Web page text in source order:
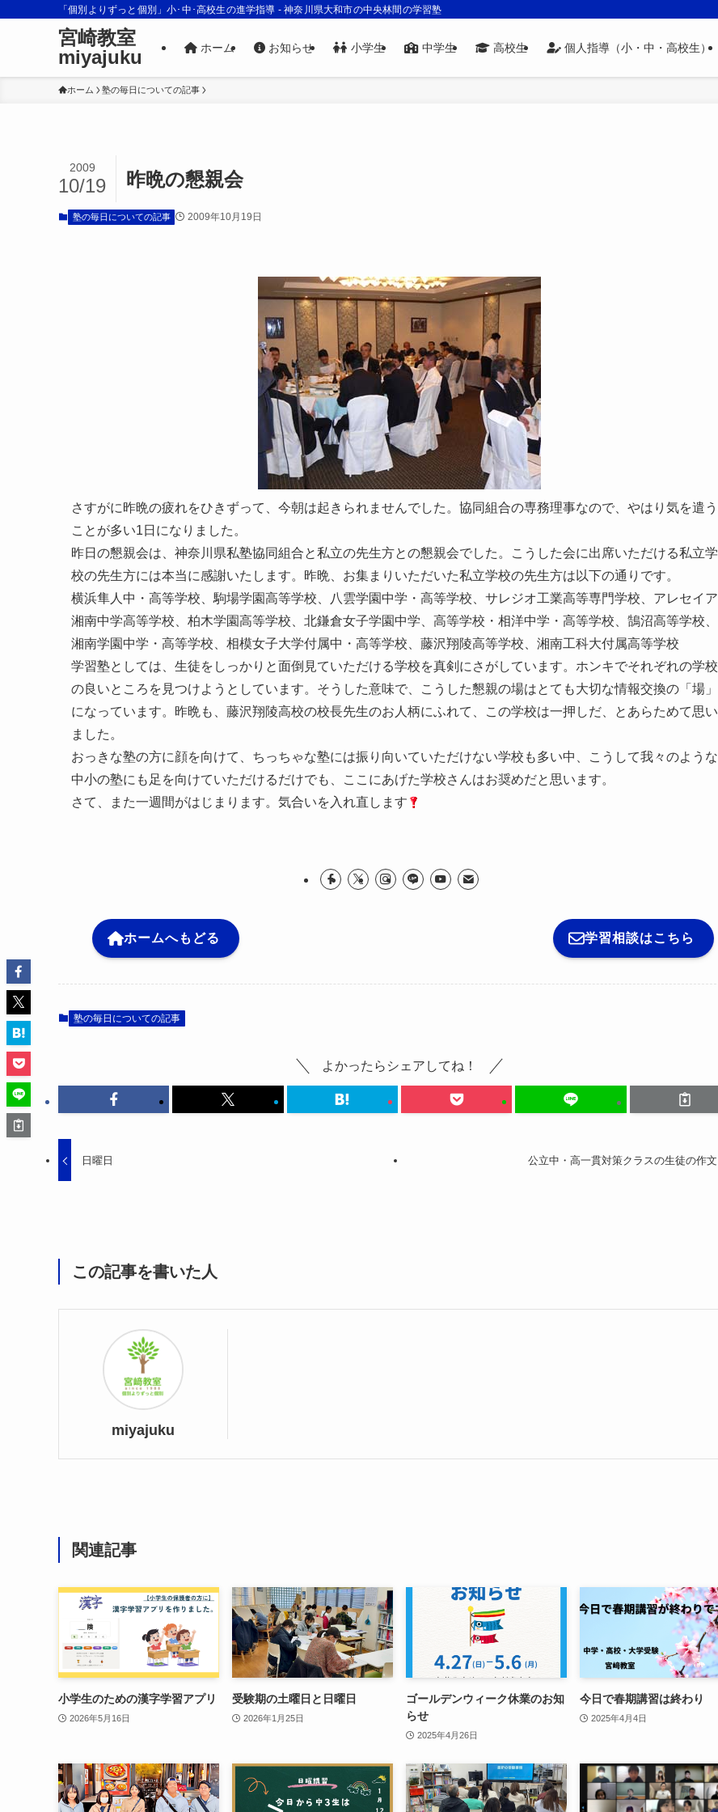
「個別よりずっと個別」小･中･高校生の進学指導 - 神奈川県大和市の中央林間の学習塾
宮崎教室
miyajuku
ホーム お知らせ 小学生 中学生 高校生 個人指導（小・中・高校生）
ホーム 塾の毎日についての記事
昨晩の懇親会
2009
10/19
塾の毎日についての記事 2009年10月19日
さすがに昨晩の疲れをひきずって、今朝は起きられませんでした。協同組合の専務理事なので、やはり気を遣う
ことが多い1日になりました。
昨日の懇親会は、神奈川県私塾協同組合と私立の先生方との懇親会でした。こうした会に出席いただける私立学
校の先生方には本当に感謝いたします。昨晩、お集まりいただいた私立学校の先生方は以下の通りです。
横浜隼人中・高等学校、駒場学園高等学校、八雲学園中学・高等学校、サレジオ工業高等専門学校、アレセイア
湘南中学高等学校、柏木学園高等学校、北鎌倉女子学園中学、高等学校・相洋中学・高等学校、鵠沼高等学校、
湘南学園中学・高等学校、相模女子大学付属中・高等学校、藤沢翔陵高等学校、湘南工科大付属高等学校
学習塾としては、生徒をしっかりと面倒見ていただける学校を真剣にさがしています。ホンキでそれぞれの学校
の良いところを見つけようとしています。そうした意味で、こうした懇親の場はとても大切な情報交換の「場」
になっています。昨晩も、藤沢翔陵高校の校長先生のお人柄にふれて、この学校は一押しだ、とあらためて思い
ました。
おっきな塾の方に顔を向けて、ちっちゃな塾には振り向いていただけない学校も多い中、こうして我々のような
中小の塾にも足を向けていただけるだけでも、ここにあげた学校さんはお奨めだと思います。
さて、また一週間がはじまります。気合いを入れ直します
ホームへもどる 学習相談はこちら
塾の毎日についての記事
よかったらシェアしてね！
日曜日 公立中・高一貫対策クラスの生徒の作文
この記事を書いた人
miyajuku
関連記事
小学生のための漢字学習アプリ
2026年5月16日
受験期の土曜日と日曜日
2026年1月25日
ゴールデンウィーク休業のお知
らせ
2025年4月26日
今日で春期講習は終わり
2025年4月4日